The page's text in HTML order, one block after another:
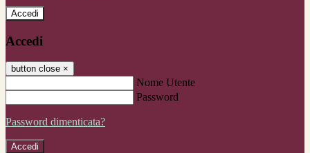
Accedi
Accedi
button close ×
Nome Utente
Password
Password dimenticata?